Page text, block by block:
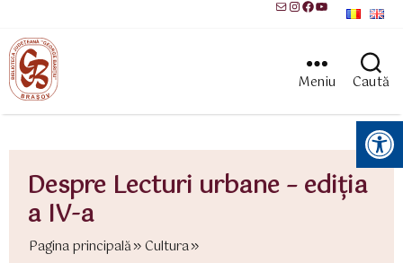
MailInstagram
Facebook
YouTube
Meniu Caută
Instrumente pentru accesibilitate
Despre Lecturi urbane – ediţia
a IV-a
Pagina principală
Cultura